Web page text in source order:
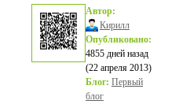
Автор:
Кирилл
Опубликовано:
4855 дней назад
(22 апреля 2013)
Блог: Первый
блог